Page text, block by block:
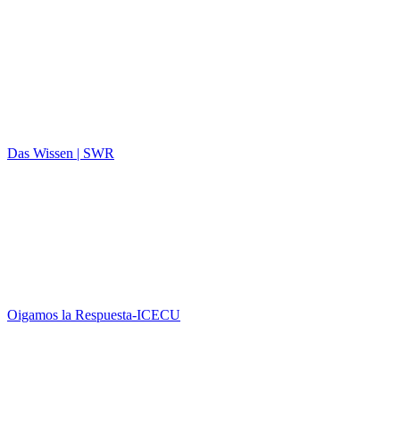
Das Wissen | SWR
Oigamos la Respuesta-ICECU